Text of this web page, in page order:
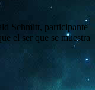
Schmitt, participante
el ser que se muestra